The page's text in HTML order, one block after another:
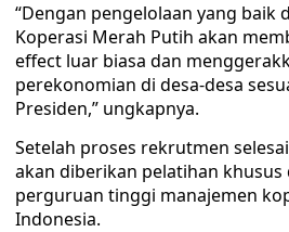
“Dengan pengelolaan yang baik
Koperasi Merah Putih akan
effect luar biasa dan
perekonomian di desa-desa
Presiden,” ungkapnya.
Setelah proses rekrutmen
akan diberikan pelatihan khusus
perguruan tinggi manajemen
Indonesia.